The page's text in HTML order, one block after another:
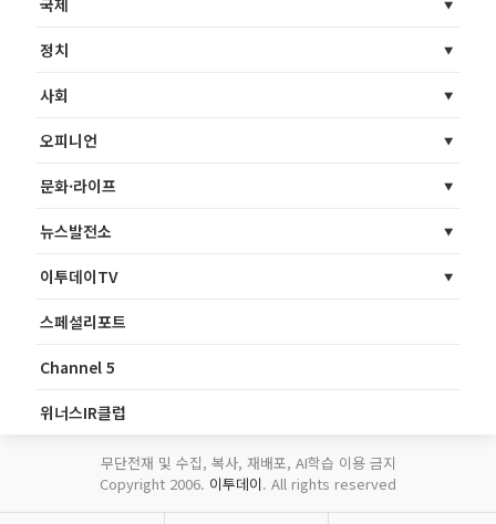
국제
정치
사회
오피니언
문화·라이프
뉴스발전소
이투데이TV
스페셜리포트
Channel 5
위너스IR클럽
무단전재 및 수집, 복사, 재배포, AI학습 이용 금지
Copyright 2006. 이투데이. All rights reserved